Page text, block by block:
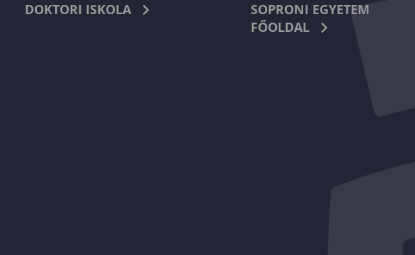
DOKTORI ISKOLA
SOPRONI EGYETEM
FŐOLDAL